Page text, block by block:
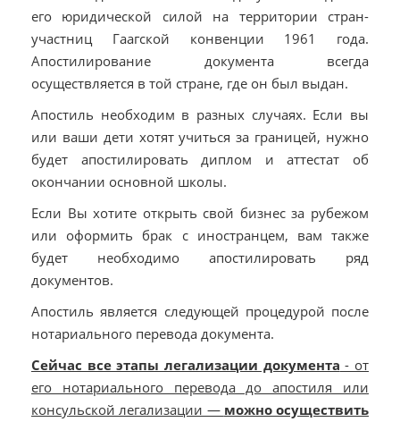
его юридической силой на территории стран-
участниц Гаагской конвенции 1961 года.
Апостилирование документа всегда
осуществляется в той стране, где он был выдан.
Апостиль необходим в разных случаях. Если вы
или ваши дети хотят учиться за границей, нужно
будет апостилировать диплом и аттестат об
окончании основной школы.
Если Вы хотите открыть свой бизнес за рубежом
или оформить брак с иностранцем, вам также
будет необходимо апостилировать ряд
документов.
Апостиль является следующей процедурой после
нотариального перевода документа.
Сейчас все этапы легализации документа - от
его нотариального перевода до апостиля или
консульской легализации — можно осуществить